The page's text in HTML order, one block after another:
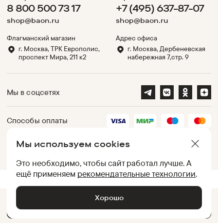
Мы используем cookies
Это необходимо, чтобы сайт работал лучше. А
ещё применяем рекомендательные технологии.
Хорошо
8 800 500 73 17
shop@baon.ru
Флагманский магазин
г. Москва, ТРК Европолис,
проспект Мира, 211 к2
+7 (495) 637-87-07
shop@baon.ru
Адрес офиса
г. Москва, Дербеневская
набережная 7,стр. 9
Мы в соцсетях
Способы оплаты
Партнеры
UID:050012AC11DB776A78009FB4029BEC0B
2620c41d7540